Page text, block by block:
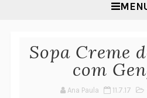
Sopa Creme
com
Ana Paula 11.7.17